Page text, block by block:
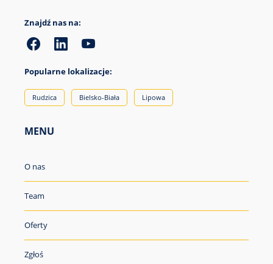
Znajdź nas na:
Popularne lokalizacje:
Rudzica Bielsko-Biała Lipowa
MENU
O nas
Team
Oferty
Zgłoś